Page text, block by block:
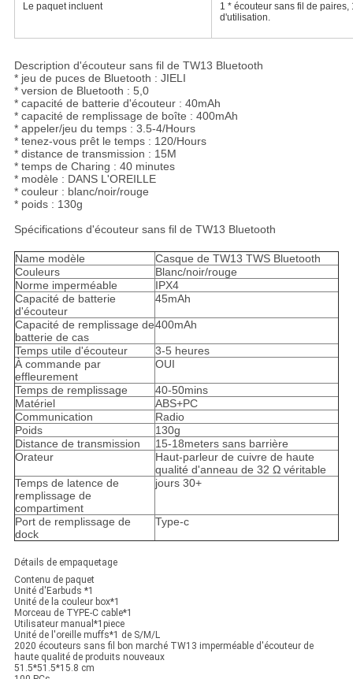
Le paquet incluent
1 * écouteur sans fil de
d'utilisation.
Description d'écouteur sans fil de TW13 Bluetooth
* jeu de puces de Bluetooth : JIELI
* version de Bluetooth : 5,0
* capacité de batterie d'écouteur : 40mAh
* capacité de remplissage de boîte : 400mAh
* appeler/jeu du temps : 3.5-4/Hours
* tenez-vous prêt le temps : 120/Hours
* distance de transmission : 15M
* temps de Charing : 40 minutes
* modèle : DANS L'OREILLE
* couleur : blanc/noir/rouge
* poids : 130g
Spécifications d'écouteur sans fil de TW13 Bluetooth
Name modèle
Casque de TW13 TWS Bluetooth
Couleurs
Blanc/noir/rouge
Norme imperméable
IPX4
Capacité de batterie
d'écouteur
45mAh
Capacité de remplissage de
batterie de cas
400mAh
Temps utile d'écouteur
3-5 heures
À commande par
effleurement
OUI
Temps de remplissage
40-50mins
Matériel
ABS+PC
Communication
Radio
Poids
130g
Distance de transmission
15-18meters sans barrière
Orateur
Haut-parleur de cuivre de haute
qualité d'anneau de 32 Ω véritable
Temps de latence de
remplissage de
compartiment
jours 30+
Port de remplissage de
dock
Type-c
Détails de empaquetage
Contenu de paquet
Unité d'Earbuds *1
Unité de la couleur box*1
Morceau de TYPE-C cable*1
Utilisateur manual*1piece
Unité de l'oreille muffs*1 de S/M/L
2020 écouteurs sans fil bon marché TW13 imperméable d'écouteur de
haute qualité de produits nouveaux
51.5*51.5*15.8 cm